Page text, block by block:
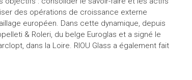
des opérations de croissance externe
européen. Dans cette dynamique, depuis
& Roleri, du belge Euroglas et a signé le
dans la Loire. RIOU Glass a également fait